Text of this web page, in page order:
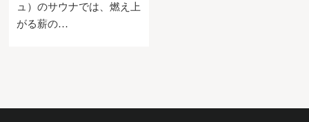
ュ）のサウナでは、燃え上
がる薪の…